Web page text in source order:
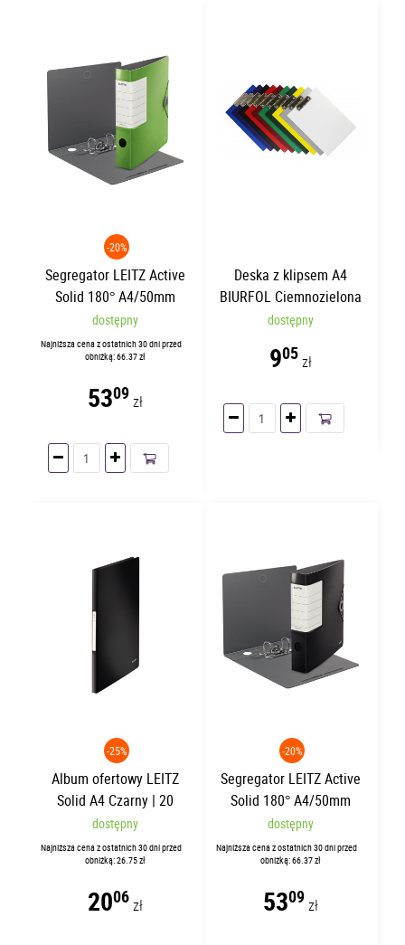
-20%
Segregator LEITZ Active
Solid 180° A4/50mm
Zielony
dostępny
Najniższa cena z ostatnich 30 dni przed
obniżką: 66.37 zł
5309 zł
Deska z klipsem A4
BIURFOL Ciemnozielona
dostępny
905zł
-25%
Album ofertowy LEITZ
Solid A4 Czarny | 20
koszulek | 45641095
dostępny
Najniższa cena z ostatnich 30 dni przed
obniżką: 26.75 zł
2006zł
-20%
Segregator LEITZ Active
Solid 180° A4/50mm
Czarny 11130095
dostępny
Najniższa cena z ostatnich 30 dni przed
obniżką: 66.37 zł
5309 zł